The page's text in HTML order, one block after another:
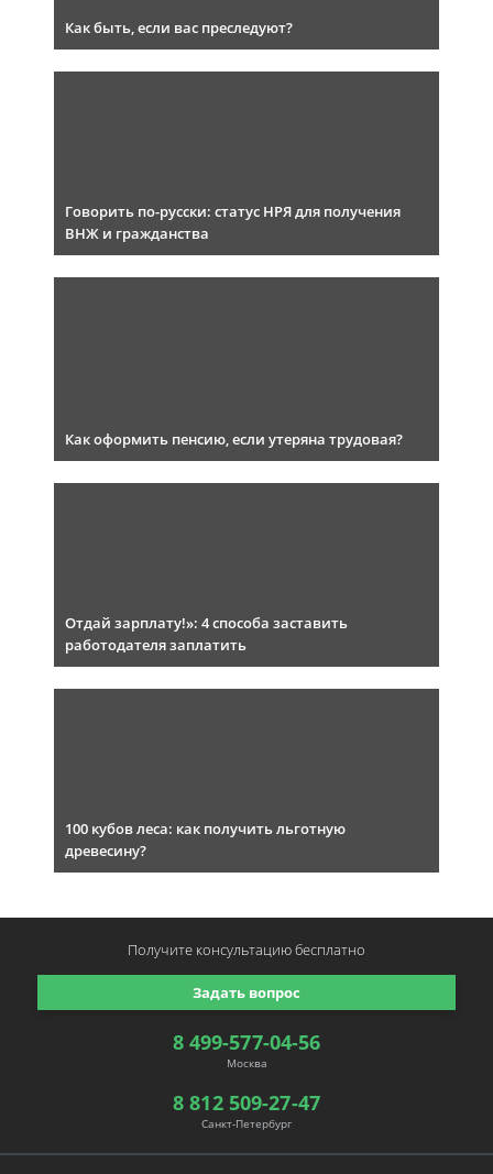
Как быть, если вас преследуют?
Говорить по-русски: статус НРЯ для получения
ВНЖ и гражданства
Как оформить пенсию, если утеряна трудовая?
Отдай зарплату!»: 4 способа заставить
работодателя заплатить
100 кубов леса: как получить льготную
древесину?
8 499-577-04-56
Москва
8 812 509-27-47
Санкт-Петербург
Задать вопрос
Получите консультациюбесплатно